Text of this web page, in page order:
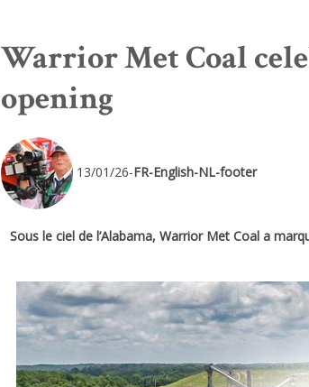
Warrior Met Coal
opening
13/01/26-FR-English-NL-footer
Sous le ciel de l’Alabama, Warrior Met Coal a